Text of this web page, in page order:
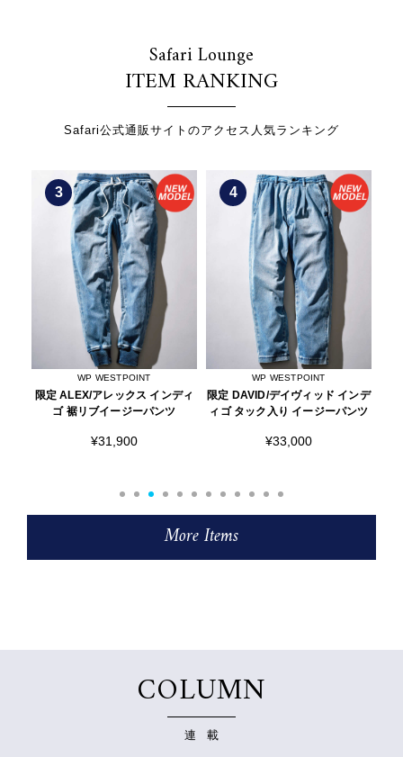
Safari Lounge
ITEM RANKING
Safari公式通販サイトのアクセス人気ランキング
ンディ
4
WP WESTPOINT
限定 DAVID/デイヴィッド インデ
ィゴ タック入り イージーパンツ
¥33,000
5
ESTIVANT
モノグラム柄 巾着バッグ ショル
ダー付き ウルトラスエード
More Items
COLUMN
連 載